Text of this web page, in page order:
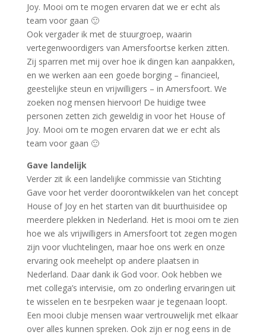
Joy. Mooi om te mogen ervaren dat we er echt als
team voor gaan 🙂
Ook vergader ik met de stuurgroep, waarin
vertegenwoordigers van Amersfoortse kerken zitten.
Zij sparren met mij over hoe ik dingen kan aanpakken,
en we werken aan een goede borging – financieel,
geestelijke steun en vrijwilligers – in Amersfoort. We
zoeken nog mensen hiervoor! De huidige twee
personen zetten zich geweldig in voor het House of
Joy. Mooi om te mogen ervaren dat we er echt als
team voor gaan 🙂
Gave landelijk
Verder zit ik een landelijke commissie van Stichting
Gave voor het verder doorontwikkelen van het concept
House of Joy en het starten van dit buurthuisidee op
meerdere plekken in Nederland. Het is mooi om te zien
hoe we als vrijwilligers in Amersfoort tot zegen mogen
zijn voor vluchtelingen, maar hoe ons werk en onze
ervaring ook meehelpt op andere plaatsen in
Nederland. Daar dank ik God voor. Ook hebben we
met collega’s intervisie, om zo onderling ervaringen uit
te wisselen en te besrpeken waar je tegenaan loopt.
Een mooi clubje mensen waar vertrouwelijk met elkaar
over alles kunnen spreken. Ook zijn er nog eens in de